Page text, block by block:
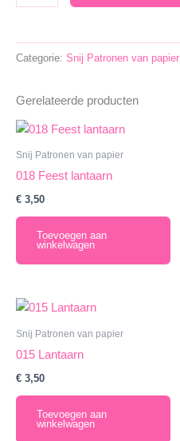
Schoolbord
Categorie: Snij Patronen van papier
Gerelateerde producten
Snij Patronen van papier
018 Feest lantaarn
€ 3,50
Toevoegen aan
winkelwagen
Snij Patronen van papier
015 Lantaarn
€ 3,50
Toevoegen aan
winkelwagen